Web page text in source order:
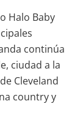
Halo Baby
continúa
ciudad a la
Cleveland
country y